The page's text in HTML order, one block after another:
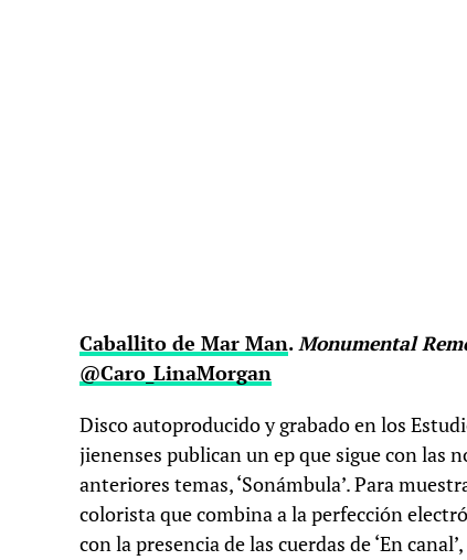
Caballito de Mar Man.Monumental
@Caro_LinaMorgan
Disco autoproducido y grabado en los
jienenses publican un ep que sigue con las
anteriores temas, ‘Sonámbula’. Para
colorista que combina a la perfección
con la presencia de las cuerdas de ‘En